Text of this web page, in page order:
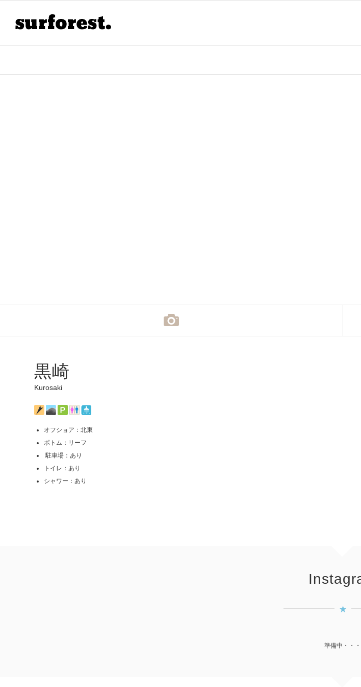
黒崎
Kurosaki
オフショア：北東
ボトム：リーフ
駐車場：あり
トイレ：あり
シャワー：あり
準備中・・・